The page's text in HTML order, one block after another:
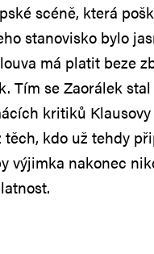
scéně, která
stanovisko bylo
má platit beze
Tím se Zaorálek
kritiků
kdo už tehdy
výjimka nakonec